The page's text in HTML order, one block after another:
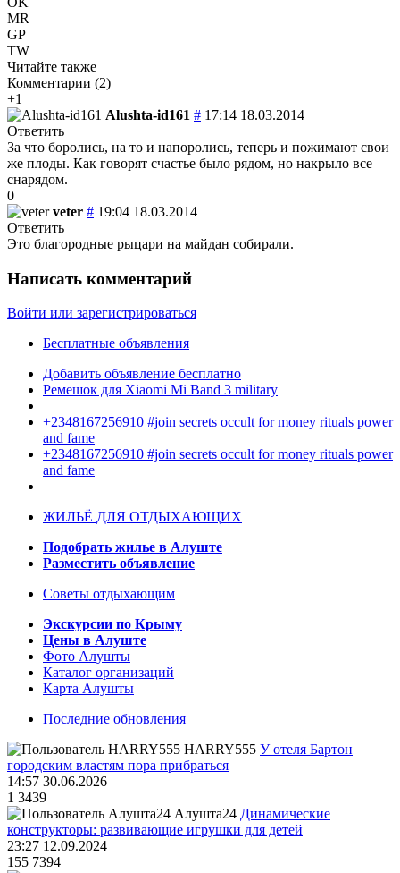
MR
GP
TW
Читайте также
Комментарии (2)
+1
Alushta-id161 # 17:14 18.03.2014
Ответить
За что боролись, на то и напоролись, теперь и пожимают свои
же плоды. Как говорят счастье было рядом, но накрыло все
снарядом.
0
veter # 19:04 18.03.2014
Ответить
Это благородные рыцари на майдан собирали.
Написать комментарий
Войти или зарегистрироваться
Бесплатные объявления
Добавить объявление бесплатно
Ремешок для Xiaomi Mi Band 3 military
+2348167256910 #join secrets occult for money rituals power
and fame
+2348167256910 #join secrets occult for money rituals power
and fame
ЖИЛЬЁ ДЛЯ ОТДЫХАЮЩИХ
Подобрать жилье в Алуште
Разместить объявление
Советы отдыхающим
Экскурсии по Крыму
Цены в Алуште
Фото Алушты
Каталог организаций
Карта Алушты
Последние обновления
HARRY555 У отеля Бартон
городским властям пора прибраться
14:57 30.06.2026
1 3439
Алушта24 Динамические
конструкторы: развивающие игрушки для детей
23:27 12.09.2024
155 7394